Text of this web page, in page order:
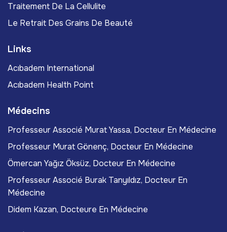
Traitement De La Cellulite
Le Retrait Des Grains De Beauté
Links
Acıbadem International
Acıbadem Health Point
Médecins
Professeur Associé Murat Yassa, Docteur En Médecine
Professeur Murat Gönenç, Docteur En Médecine
Ömercan Yağız Öksüz, Docteur En Médecine
Professeur Associé Burak Tanyıldız, Docteur En
Médecine
Didem Kazan, Docteure En Médecine